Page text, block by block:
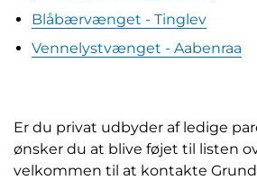
Blåbærvænget - Tinglev
Vennelystvænget - Aabenraa
Er du privat udbyder af ledige
ønsker du at blive føjet til listen
velkommen til at kontakte